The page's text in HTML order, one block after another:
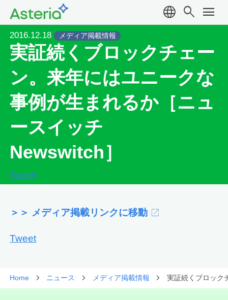
language search menu
2016.12.18 メディア掲載情報
実証続くブロックチェー
ン。来年にはユニークな
事例が生まれるか［ニュ
ースイッチ
Newswitch］
Tweet
＞＞ メディア掲載リンクに移動
Tweet
Home ニュース メディア掲載情報 実証続くブロック